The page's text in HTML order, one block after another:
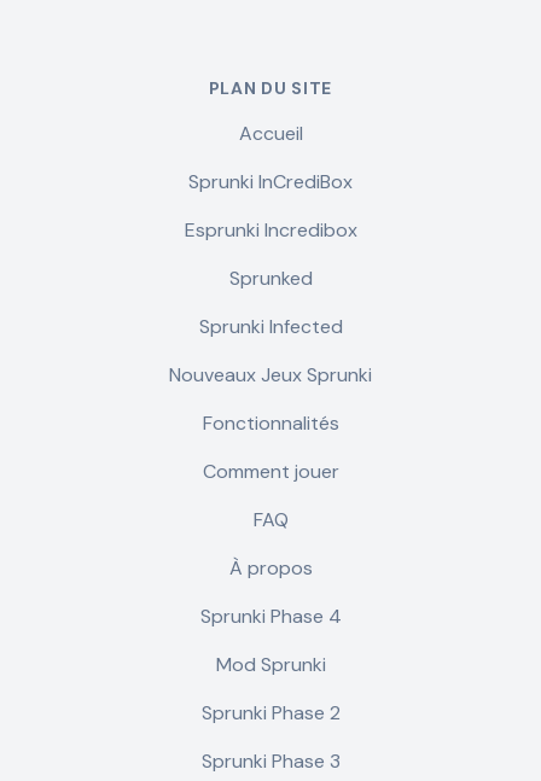
PLAN DU SITE
Accueil
Sprunki InCrediBox
Esprunki Incredibox
Sprunked
Sprunki Infected
Nouveaux Jeux Sprunki
Fonctionnalités
Comment jouer
FAQ
À propos
Sprunki Phase 4
Mod Sprunki
Sprunki Phase 2
Sprunki Phase 3